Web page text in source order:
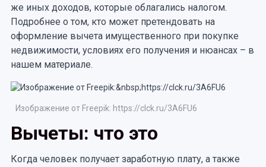
же иных доходов, которые облагались налогом.
Подробнее о том, кто может претендовать на
оформление вычета имущественного при покупке
недвижимости, условиях его получения и нюансах – в
нашем материале.
Изображение от Freepik: https://clck.ru/3A6FU6
Вычеты: что это
Когда человек получает заработную плату, а также